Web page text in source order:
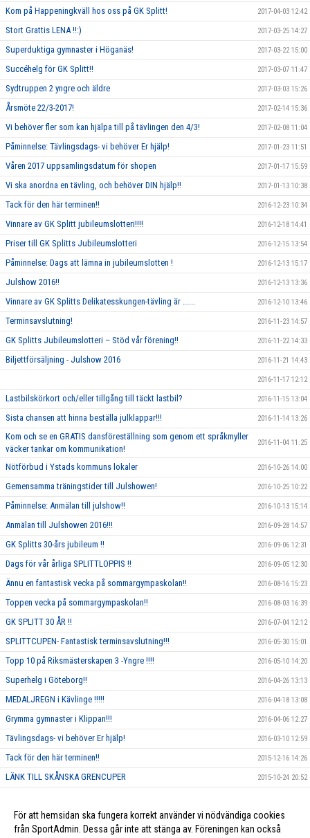
Kom på Happeningkväll hos oss på GK Splitt! 2017-04-03 12:42
Stort Grattis LENA !!:) 2017-03-25 14:27
Superduktiga gymnaster i Höganäs! 2017-03-22 15:00
Succéhelg för GK Splitt!! 2017-03-07 11:47
Sydtruppen 2 yngre och äldre 2017-03-03 15:26
Årsmöte 22/3-2017! 2017-02-14 15:36
Vi behöver fler som kan hjälpa till på tävlingen den 4/3! 2017-02-08 11:04
Påminnelse: Tävlingsdags- vi behöver Er hjälp! 2017-01-23 11:51
Våren 2017 uppsamlingsdatum för shopen 2017-01-17 15:59
Vi ska anordna en tävling, och behöver DIN hjälp!! 2017-01-13 10:38
Tack för den här terminen!! 2016-12-23 10:34
Vinnare av GK Splitt jubileumslotteri!!!! 2016-12-18 14:41
Priser till GK Splitts Jubileumslotteri 2016-12-15 13:54
Påminnelse: Dags att lämna in jubileumslotten ! 2016-12-13 15:17
Julshow 2016!! 2016-12-13 13:36
Vinnare av GK Splitts Delikatesskungen-tävling är ...... 2016-12-10 13:46
Terminsavslutning! 2016-11-23 14:57
GK Splitts Jubileumslotteri – Stöd vår förening!! 2016-11-22 14:33
Biljettförsäljning - Julshow 2016 2016-11-21 14:43
2016-11-17 12:12
Lastbilskörkort och/eller tillgång till täckt lastbil? 2016-11-15 13:04
Sista chansen att hinna beställa julklappar!!! 2016-11-14 13:26
Kom och se en GRATIS dansföreställning som genom ett språkmyller
väcker tankar om kommunikation!
2016-11-04 11:25
Nötförbud i Ystads kommuns lokaler 2016-10-26 14:00
Gemensamma träningstider till Julshowen! 2016-10-25 10:22
Påminnelse: Anmälan till julshow!! 2016-10-13 15:14
Anmälan till Julshowen 2016!!! 2016-09-28 14:57
GK Splitts 30-års jubileum !! 2016-09-06 12:31
Dags för vår årliga SPLITTLOPPIS !! 2016-09-05 12:30
Ännu en fantastisk vecka på sommargympaskolan!! 2016-08-16 15:23
Toppen vecka på sommargympaskolan!! 2016-08-03 16:39
GK SPLITT 30 ÅR !! 2016-07-04 12:12
SPLITTCUPEN- Fantastisk terminsavslutning!!! 2016-05-30 15:01
Topp 10 på Riksmästerskapen 3 -Yngre !!!! 2016-05-10 14:20
Superhelg i Göteborg!! 2016-04-26 13:13
MEDALJREGN i Kävlinge !!!!! 2016-04-18 13:08
Grymma gymnaster i Klippan!!! 2016-04-06 12:27
Tävlingsdags- vi behöver Er hjälp! 2016-03-10 12:59
Tack för den här terminen!! 2015-12-16 14:26
LÄNK TILL SKÅNSKA GRENCUPER 2015-10-24 20:52
Vi ska annordna en tävling, och behöver DIN hjälp!! 2015-09-10 13:26
För att hemsidan ska fungera korrekt använder vi nödvändiga cookies
från SportAdmin. Dessa går inte att stänga av. Föreningen kan också